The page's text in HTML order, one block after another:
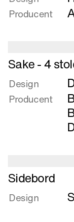
Ruder
es
Producent
Læs
mere
om
Sake
-
Sake - 4
Design
Producent
Læs
mere
om
Sidebord
Design